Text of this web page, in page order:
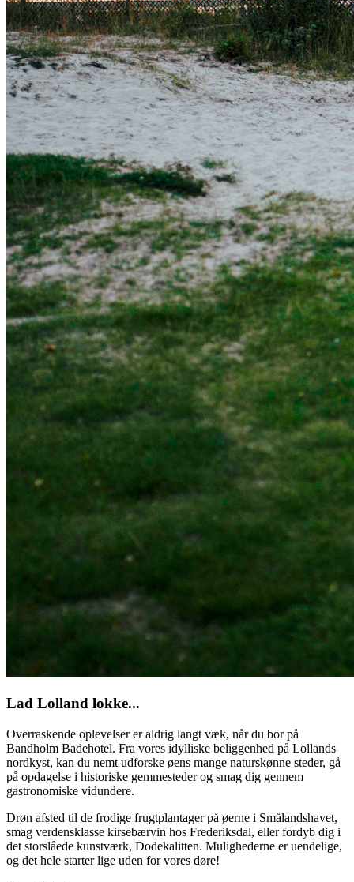
Lad Lolland lokke...
Overraskende oplevelser er aldrig langt væk, når du bor på
Bandholm Badehotel. Fra vores idylliske beliggenhed på Lollands
nordkyst, kan du nemt udforske øens mange naturskønne steder, gå
på opdagelse i historiske gemmesteder og smag dig gennem
gastronomiske vidundere.
Drøn afsted til de frodige frugtplantager på øerne i Smålandshavet,
smag verdensklasse kirsebærvin hos Frederiksdal, eller fordyb dig i
det storslåede kunstværk, Dodekalitten. Mulighederne er uendelige,
og det hele starter lige uden for vores døre!